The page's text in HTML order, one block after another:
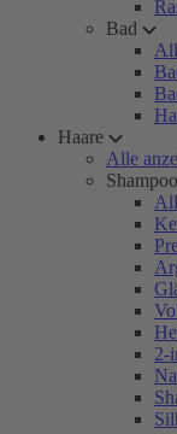
Bad
Haare
Alle
2-